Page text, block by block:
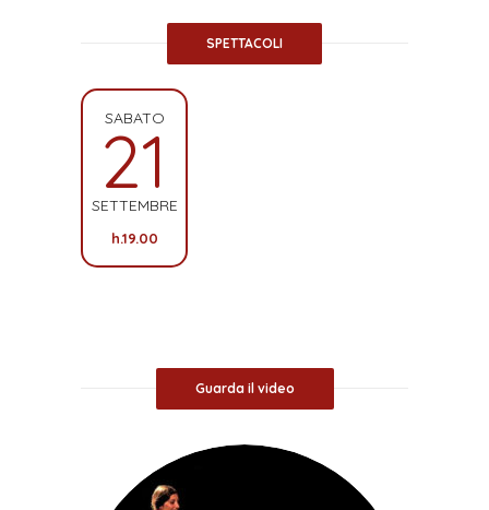
SPETTACOLI
SABATO
21
SETTEMBRE
h.19.00
Guarda il video